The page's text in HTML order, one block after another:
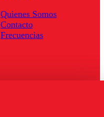
Quienes Somos
Contacto
Frecuencias